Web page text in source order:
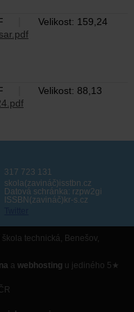
Velikost: 159,24
Velikost: 88,13
317 723 131
skola(zavináč)isstbn.cz
Datová schránka: rzpw2gi
ISSBN(zavináč)kr-s.cz
technická, Benešov,
a webhosting u jediného 5★